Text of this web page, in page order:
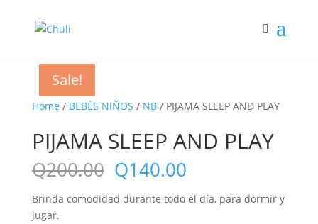
Home / BEBÉS NIÑOS / NB/ PIJAMA SLEEP AND PLAY
Sale!
PIJAMA SLEEP AND PLAY
Q200.00 Q140.00
Brinda comodidad durante todo el día, para dormir y
jugar.
Sale!
Sale!
Sale!